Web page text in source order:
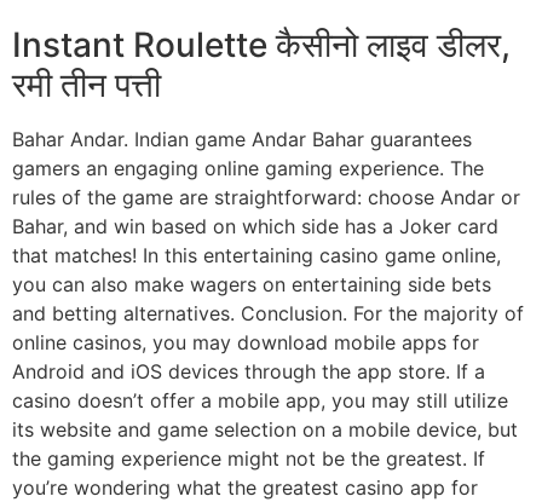
Instant Roulette कैसीनो लाइव डीलर,
रमी तीन पत्ती
Bahar Andar. Indian game Andar Bahar guarantees
gamers an engaging online gaming experience. The
rules of the game are straightforward: choose Andar or
Bahar, and win based on which side has a Joker card
that matches! In this entertaining casino game online,
you can also make wagers on entertaining side bets
and betting alternatives. Conclusion. For the majority of
online casinos, you may download mobile apps for
Android and iOS devices through the app store. If a
casino doesn’t offer a mobile app, you may still utilize
its website and game selection on a mobile device, but
the gaming experience might not be the greatest. If
you’re wondering what the greatest casino app for